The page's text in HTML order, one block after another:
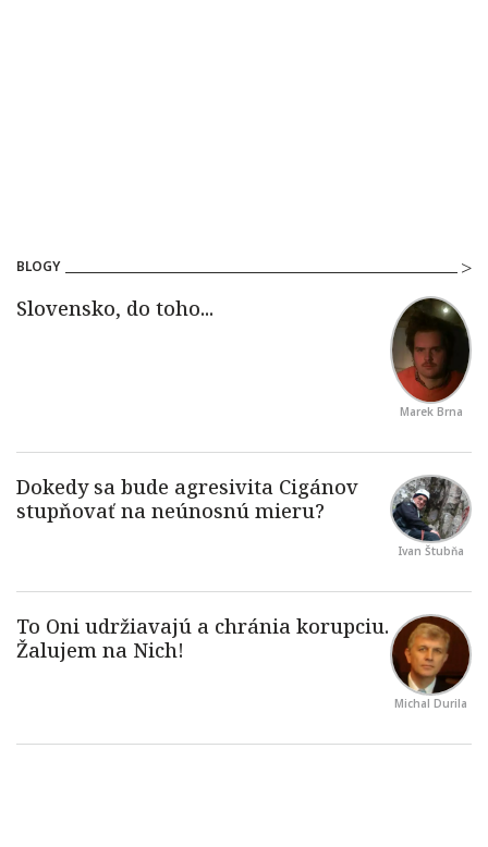
BLOGY
Marek Brna
Ivan Štubňa
Michal Durila